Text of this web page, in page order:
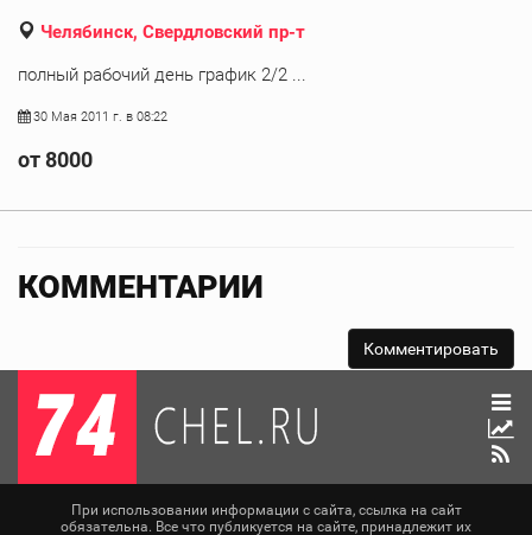
Челябинск, Свердловский пр-т
полный рабочий день график 2/2 ...
30 Мая 2011 г. в 08:22
от 8000
КОММЕНТАРИИ
При использовании информации с сайта, ссылка на сайт
обязательна. Все что публикуется на сайте, принадлежит их